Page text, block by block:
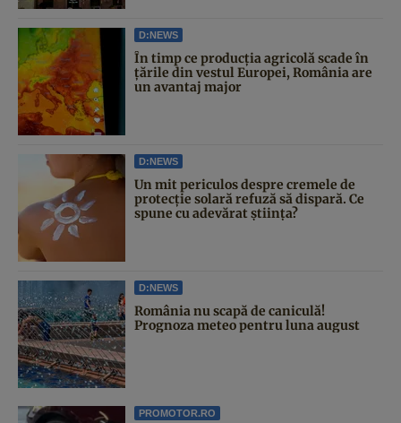
D:NEWS
În timp ce producția agricolă scade în
țările din vestul Europei, România are
un avantaj major
D:NEWS
Un mit periculos despre cremele de
protecție solară refuză să dispară. Ce
spune cu adevărat știința?
D:NEWS
România nu scapă de caniculă!
Prognoza meteo pentru luna august
PROMOTOR.RO